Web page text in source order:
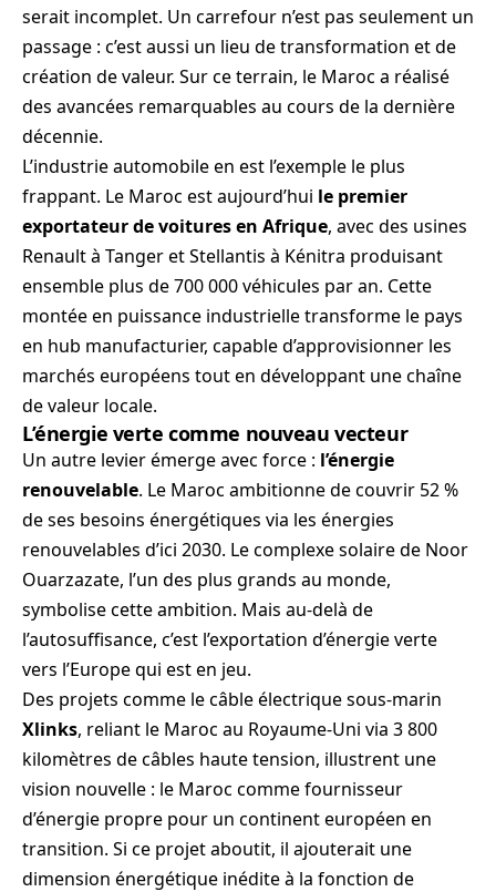
serait incomplet. Un carrefour n’est pas seulement un
passage : c’est aussi un lieu de transformation et de
création de valeur. Sur ce terrain, le Maroc a réalisé
des avancées remarquables au cours de la dernière
décennie.
L’industrie automobile en est l’exemple le plus
frappant. Le Maroc est aujourd’hui le premier
exportateur de voitures en Afrique, avec des usines
Renault à Tanger et Stellantis à Kénitra produisant
ensemble plus de 700 000 véhicules par an. Cette
montée en puissance industrielle transforme le pays
en hub manufacturier, capable d’approvisionner les
marchés européens tout en développant une chaîne
de valeur locale.
L’énergie verte comme nouveau vecteur
Un autre levier émerge avec force : l’énergie
renouvelable. Le Maroc ambitionne de couvrir 52 %
de ses besoins énergétiques via les énergies
renouvelables d’ici 2030. Le complexe solaire de Noor
Ouarzazate, l’un des plus grands au monde,
symbolise cette ambition. Mais au-delà de
l’autosuffisance, c’est l’exportation d’énergie verte
vers l’Europe qui est en jeu.
Des projets comme le câble électrique sous-marin
Xlinks, reliant le Maroc au Royaume-Uni via 3 800
kilomètres de câbles haute tension, illustrent une
vision nouvelle : le Maroc comme fournisseur
d’énergie propre pour un continent européen en
transition. Si ce projet aboutit, il ajouterait une
dimension énergétique inédite à la fonction de